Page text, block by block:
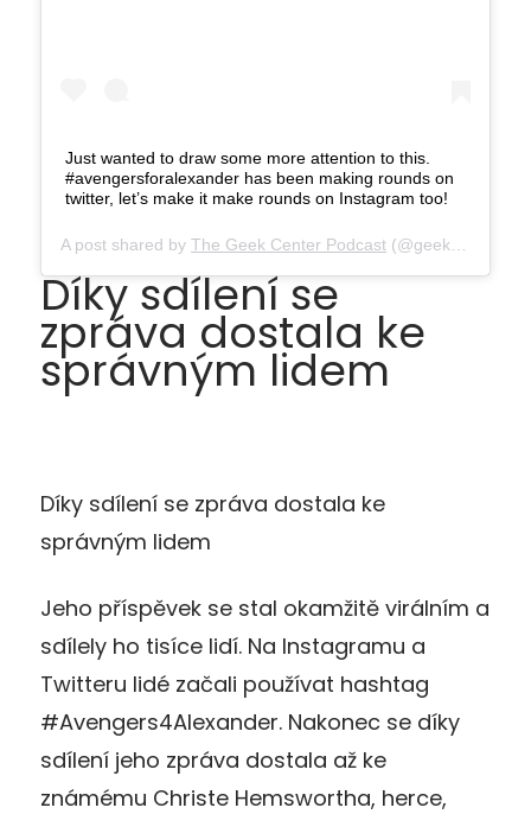
Just wanted to draw some more attention to this.
#avengersforalexander has been making rounds on
twitter, let’s make it make rounds on Instagram too!
A post shared by The Geek Center Podcast (@geekcenter) on
Díky sdílení se
zpráva dostala ke
správným lidem
Díky sdílení se zpráva dostala ke
správným lidem
Jeho příspěvek se stal okamžitě virálním a
sdílely ho tisíce lidí. Na Instagramu a
Twitteru lidé začali používat hashtag
#Avengers4Alexander. Nakonec se díky
sdílení jeho zpráva dostala až ke
známému Christe Hemswortha, herce,